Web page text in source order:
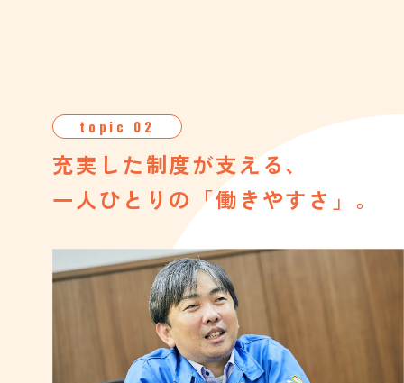
topic 02
充実した制度が支える、
一人ひとりの「働きやすさ」。